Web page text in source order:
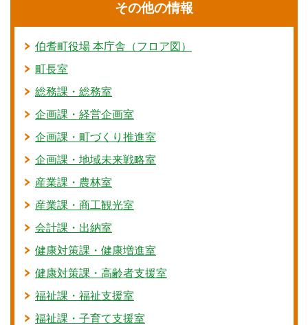
その他の情報
伯耆町役場 本庁舎（フロア図）
町長室
総務課・総務室
企画課・経営企画室
企画課・町づくり推進室
企画課・地域未来戦略室
産業課・農林室
産業課・商工観光室
会計課・出納室
健康対策課・健康増進室
健康対策課・高齢者支援室
福祉課・福祉支援室
福祉課・子育て支援室